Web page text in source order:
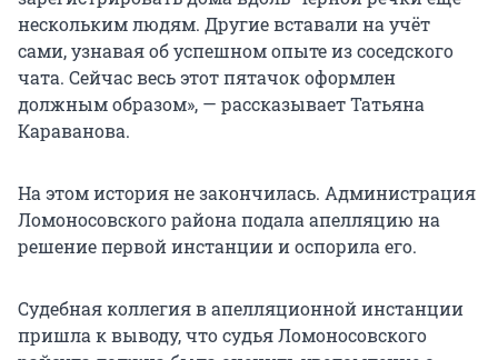
нескольким людям. Другие вставали на учёт
сами, узнавая об успешном опыте из соседского
чата. Сейчас весь этот пятачок оформлен
должным образом», — рассказывает Татьяна
Караванова.
На этом история не закончилась. Администрация
Ломоносовского района подала апелляцию на
решение первой инстанции и оспорила его.
Судебная коллегия в апелляционной инстанции
пришла к выводу, что судья Ломоносовского